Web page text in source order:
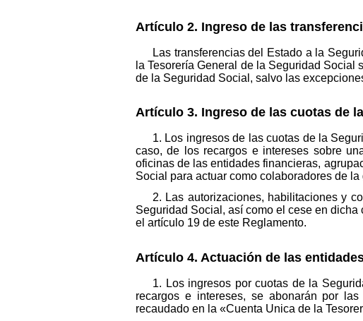
Artículo 2. Ingreso de las
Las transferencias del Estado a la
la Tesorería General de la Seguridad Social
de la Seguridad Social, salvo las
Artículo 3. Ingreso de las cuotas de
1. Los ingresos de las cuotas de la
caso, de los recargos e intereses sobre
oficinas de las entidades financieras,
Social para actuar como colaboradores de
2. Las autorizaciones, habilitaciones y
Seguridad Social, así como el cese en
el artículo 19 de este Reglamento.
Artículo 4. Actuación de las
1. Los ingresos por cuotas de la
recargos e intereses, se abonarán por
recaudado en la «Cuenta Unica de la